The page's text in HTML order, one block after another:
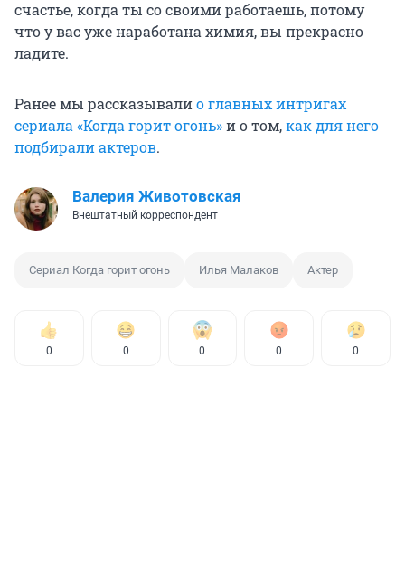
счастье, когда ты со своими работаешь, потому
что у вас уже наработана химия, вы прекрасно
ладите.
Ранее мы рассказывалио главных интригах
сериала «Когда горит огонь»и о том,как для него
подбирали актеров.
Валерия Животовская
Внештатный корреспондент
Сериал Когда горит огонь Илья Малаков Актер
0 0 0 0 0